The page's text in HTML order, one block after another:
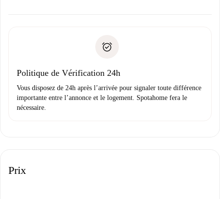
Justificatif de solvabilité
uniquement si aucun problème n'est signalé.
Politique de Vérification 24h
Vous disposez de 24h après l’arrivée pour signaler toute différence
importante entre l’annonce et le logement. Spotahome fera le
nécessaire.
Prix